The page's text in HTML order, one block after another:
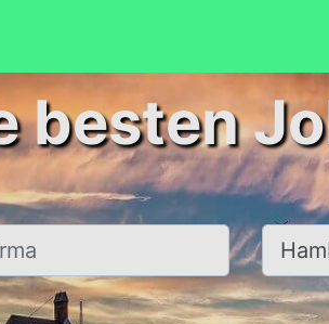
besten
Ort,